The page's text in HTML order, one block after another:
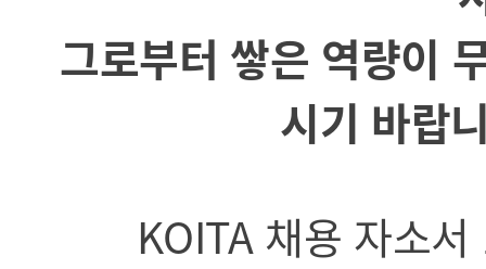
그로부터 쌓은 역량이
시기 바랍
KOITA 채용 자소